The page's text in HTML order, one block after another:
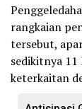
rangkaian
tersebut,
sedikitnya
keterkaitan